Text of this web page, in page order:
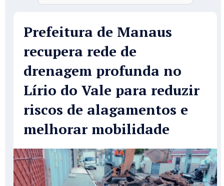
Prefeitura de Manaus
recupera rede de
drenagem profunda no
Lírio do Vale para reduzir
riscos de alagamentos e
melhorar mobilidade